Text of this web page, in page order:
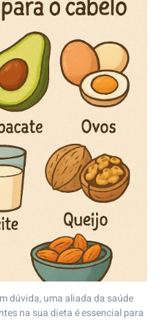
dúvida, uma aliada da saúde
na sua dieta é essencial para